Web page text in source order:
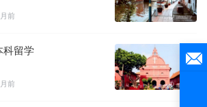
前
科留学
前